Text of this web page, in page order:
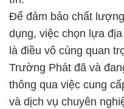
Để đảm bảo chất
dụng, việc chọn lựa
là điều vô cùng quan
Trường Phát đã và
thông qua việc cung
và dịch vụ chuyên